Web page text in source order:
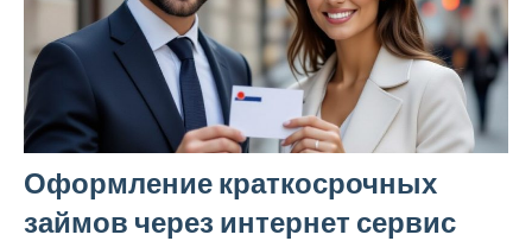
Оформление краткосрочных
займов через интернет сервис